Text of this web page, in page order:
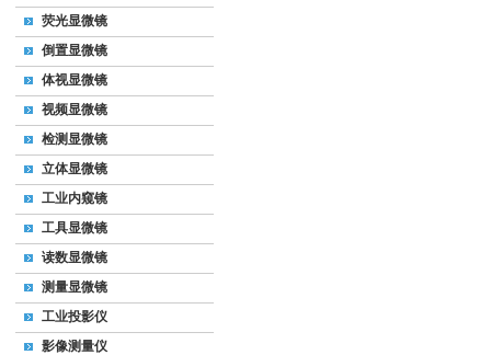
荧光显微镜
倒置显微镜
体视显微镜
视频显微镜
检测显微镜
立体显微镜
工业内窥镜
工具显微镜
读数显微镜
测量显微镜
工业投影仪
影像测量仪